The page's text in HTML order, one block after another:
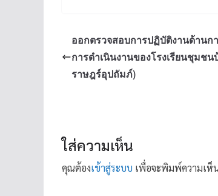
ออกตรวจสอบการปฏิบัติงานด้านก
การดำเนินงานของโรงเรียนชุมช
ราษฎร์อุปถัมภ์)
ใส่ความเห็น
คุณต้องเข้าสู่ระบบ เพื่อจะพิมพ์ความเห็